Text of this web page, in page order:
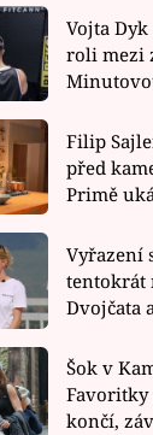
Vojta
roli mezi
Filip
před
Primě
rychlé
Vyřazení
tentokrát
Dvojčata
závodu
Šok v
Favoritky
končí,